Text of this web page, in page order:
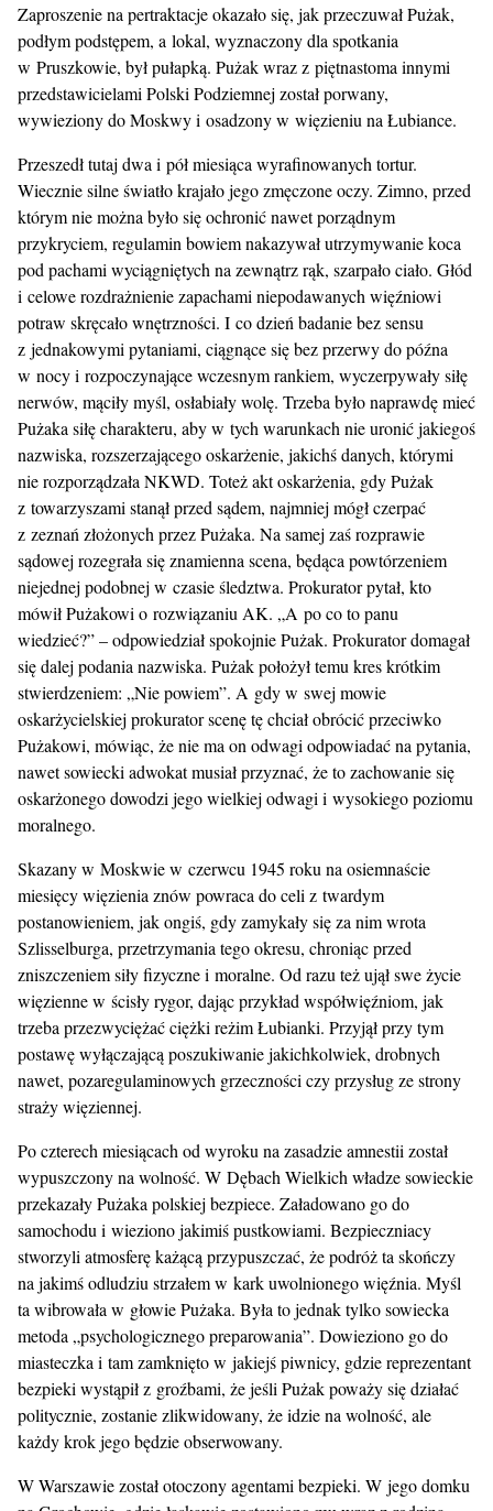
Zaproszenie na pertraktacje okazało się, jak przeczuwał Pużak,
podłym podstępem, a lokal, wyznaczony dla spotkania
w Pruszkowie, był pułapką. Pużak wraz z piętnastoma innymi
przedstawicielami Polski Podziemnej został porwany,
wywieziony do Moskwy i osadzony w więzieniu na Łubiance.
Przeszedł tutaj dwa i pół miesiąca wyrafinowanych tortur.
Wiecznie silne światło krajało jego zmęczone oczy. Zimno, przed
którym nie można było się ochronić nawet porządnym
przykryciem, regulamin bowiem nakazywał utrzymywanie koca
pod pachami wyciągniętych na zewnątrz rąk, szarpało ciało. Głód
i celowe rozdrażnienie zapachami niepodawanych więźniowi
potraw skręcało wnętrzności. I co dzień badanie bez sensu
z jednakowymi pytaniami, ciągnące się bez przerwy do późna
w nocy i rozpoczynające wczesnym rankiem, wyczerpywały siłę
nerwów, mąciły myśl, osłabiały wolę. Trzeba było naprawdę mieć
Pużaka siłę charakteru, aby w tych warunkach nie uronić jakiegoś
nazwiska, rozszerzającego oskarżenie, jakichś danych, którymi
nie rozporządzała NKWD. Toteż akt oskarżenia, gdy Pużak
z towarzyszami stanął przed sądem, najmniej mógł czerpać
z zeznań złożonych przez Pużaka. Na samej zaś rozprawie
sądowej rozegrała się znamienna scena, będąca powtórzeniem
niejednej podobnej w czasie śledztwa. Prokurator pytał, kto
mówił Pużakowi o rozwiązaniu AK. „A po co to panu
wiedzieć?” – odpowiedział spokojnie Pużak. Prokurator domagał
się dalej podania nazwiska. Pużak położył temu kres krótkim
stwierdzeniem: „Nie powiem”. A gdy w swej mowie
oskarżycielskiej prokurator scenę tę chciał obrócić przeciwko
Pużakowi, mówiąc, że nie ma on odwagi odpowiadać na pytania,
nawet sowiecki adwokat musiał przyznać, że to zachowanie się
oskarżonego dowodzi jego wielkiej odwagi i wysokiego poziomu
moralnego.
Skazany w Moskwie w czerwcu 1945 roku na osiemnaście
miesięcy więzienia znów powraca do celi z twardym
postanowieniem, jak ongiś, gdy zamykały się za nim wrota
Szlisselburga, przetrzymania tego okresu, chroniąc przed
zniszczeniem siły fizyczne i moralne. Od razu też ujął swe życie
więzienne w ścisły rygor, dając przykład współwięźniom, jak
trzeba przezwyciężać ciężki reżim Łubianki. Przyjął przy tym
postawę wyłączającą poszukiwanie jakichkolwiek, drobnych
nawet, pozaregulaminowych grzeczności czy przysług ze strony
straży więziennej.
Po czterech miesiącach od wyroku na zasadzie amnestii został
wypuszczony na wolność. W Dębach Wielkich władze sowieckie
przekazały Pużaka polskiej bezpiece. Załadowano go do
samochodu i wieziono jakimiś pustkowiami. Bezpieczniacy
stworzyli atmosferę każącą przypuszczać, że podróż ta skończy
na jakimś odludziu strzałem w kark uwolnionego więźnia. Myśl
ta wibrowała w głowie Pużaka. Była to jednak tylko sowiecka
metoda „psychologicznego preparowania”. Dowieziono go do
miasteczka i tam zamknięto w jakiejś piwnicy, gdzie reprezentant
bezpieki wystąpił z groźbami, że jeśli Pużak poważy się działać
politycznie, zostanie zlikwidowany, że idzie na wolność, ale
każdy krok jego będzie obserwowany.
W Warszawie został otoczony agentami bezpieki. W jego domku